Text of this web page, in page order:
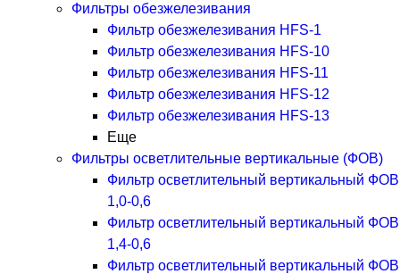
Фильтры обезжелезивания
Фильтр обезжелезивания HFS-1
Фильтр обезжелезивания HFS-10
Фильтр обезжелезивания HFS-11
Фильтр обезжелезивания HFS-12
Фильтр обезжелезивания HFS-13
Еще
Фильтры осветлительные вертикальные (ФОВ)
Фильтр осветлительный вертикальный ФОВ
1,0-0,6
Фильтр осветлительный вертикальный ФОВ
1,4-0,6
Фильтр осветлительный вертикальный ФОВ